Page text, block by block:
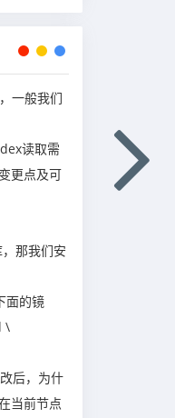
一般我们
读取需
更点及可
那我们安
面的镜
\
后，为什
当前节点